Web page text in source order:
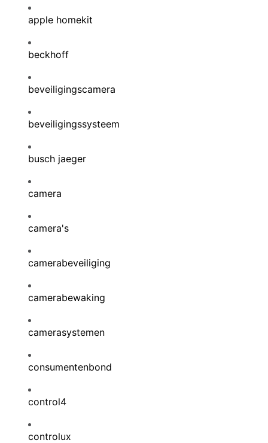
apple homekit
beckhoff
beveiligingscamera
beveiligingssysteem
busch jaeger
camera
camera's
camerabeveiliging
camerabewaking
camerasystemen
consumentenbond
control4
controlux